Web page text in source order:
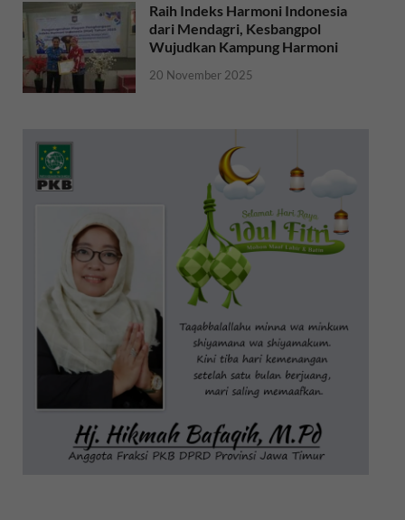
Raih Indeks Harmoni Indonesia
dari Mendagri, Kesbangpol
Wujudkan Kampung Harmoni
20 November 2025